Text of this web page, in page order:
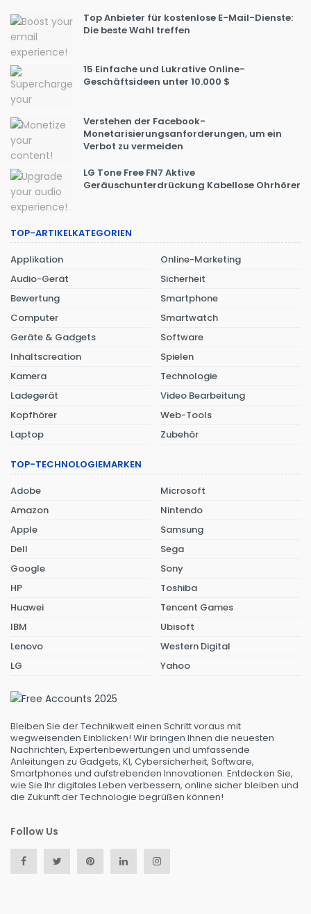
Top Anbieter für kostenlose E-Mail-Dienste:
Die beste Wahl treffen
15 Einfache und Lukrative Online-
Geschäftsideen unter 10.000 $
Verstehen der Facebook-
Monetarisierungsanforderungen, um ein
Verbot zu vermeiden
LG Tone Free FN7 Aktive
Geräuschunterdrückung Kabellose Ohrhörer
TOP-ARTIKELKATEGORIEN
Applikation
Audio-Gerät
Bewertung
Computer
Geräte & Gadgets
Inhaltscreation
Kamera
Ladegerät
Kopfhörer
Laptop
Online-Marketing
Sicherheit
Smartphone
Smartwatch
Software
Spielen
Technologie
Video Bearbeitung
Web-Tools
Zubehör
TOP-TECHNOLOGIEMARKEN
Adobe
Amazon
Apple
Dell
Google
HP
Huawei
IBM
Lenovo
LG
Microsoft
Nintendo
Samsung
Sega
Sony
Toshiba
Tencent Games
Ubisoft
Western Digital
Yahoo
Bleiben Sie der Technikwelt einen Schritt voraus mit
wegweisenden Einblicken! Wir bringen Ihnen die neuesten
Nachrichten, Expertenbewertungen und umfassende
Anleitungen zu Gadgets, KI, Cybersicherheit, Software,
Smartphones und aufstrebenden Innovationen. Entdecken Sie,
wie Sie Ihr digitales Leben verbessern, online sicher bleiben und
die Zukunft der Technologie begrüßen können!
Follow Us